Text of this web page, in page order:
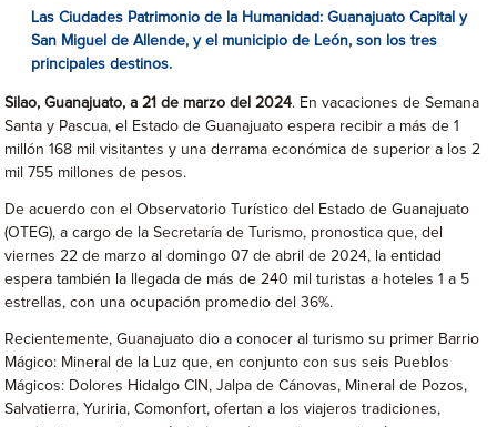
Las Ciudades Patrimonio de la Humanidad: Guanajuato Capital y
San Miguel de Allende, y el municipio de León, son los tres
principales destinos.
Silao, Guanajuato, a 21 de marzo del 2024. En vacaciones de Semana
Santa y Pascua, el Estado de Guanajuato espera recibir a más de 1
millón 168 mil visitantes y una derrama económica de superior a los 2
mil 755 millones de pesos.
De acuerdo con el Observatorio Turístico del Estado de Guanajuato
(OTEG), a cargo de la Secretaría de Turismo, pronostica que, del
viernes 22 de marzo al domingo 07 de abril de 2024, la entidad
espera también la llegada de más de 240 mil turistas a hoteles 1 a 5
estrellas, con una ocupación promedio del 36%.
Recientemente, Guanajuato dio a conocer al turismo su primer Barrio
Mágico: Mineral de la Luz que, en conjunto con sus seis Pueblos
Mágicos: Dolores Hidalgo CIN, Jalpa de Cánovas, Mineral de Pozos,
Salvatierra, Yuriria, Comonfort, ofertan a los viajeros tradiciones,